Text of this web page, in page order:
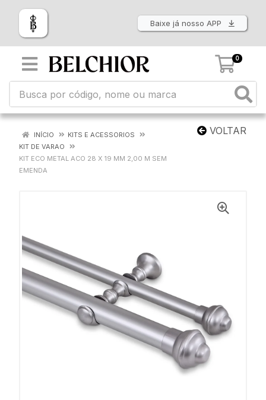
Baixe já nosso APP
0
VOLTAR
INÍCIO
KITS E ACESSORIOS
KIT DE VARAO
KIT ECO METAL ACO 28 X 19 MM 2,00 M SEM
EMENDA